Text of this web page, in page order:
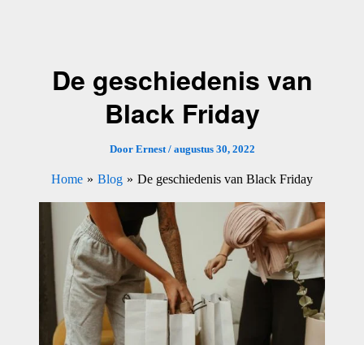
De geschiedenis van
Black Friday
Door Ernest/ augustus 30, 2022
Home Blog De geschiedenis van Black Friday